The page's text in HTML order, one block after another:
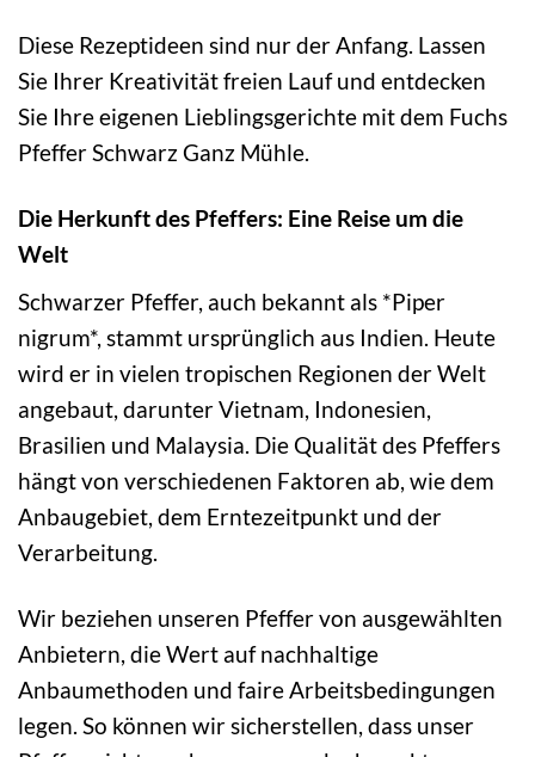
Diese Rezeptideen sind nur der Anfang. Lassen
Sie Ihrer Kreativität freien Lauf und entdecken
Sie Ihre eigenen Lieblingsgerichte mit dem Fuchs
Pfeffer Schwarz Ganz Mühle.
Die Herkunft des Pfeffers: Eine Reise um die
Welt
Schwarzer Pfeffer, auch bekannt als *Piper
nigrum*, stammt ursprünglich aus Indien. Heute
wird er in vielen tropischen Regionen der Welt
angebaut, darunter Vietnam, Indonesien,
Brasilien und Malaysia. Die Qualität des Pfeffers
hängt von verschiedenen Faktoren ab, wie dem
Anbaugebiet, dem Erntezeitpunkt und der
Verarbeitung.
Wir beziehen unseren Pfeffer von ausgewählten
Anbietern, die Wert auf nachhaltige
Anbaumethoden und faire Arbeitsbedingungen
legen. So können wir sicherstellen, dass unser